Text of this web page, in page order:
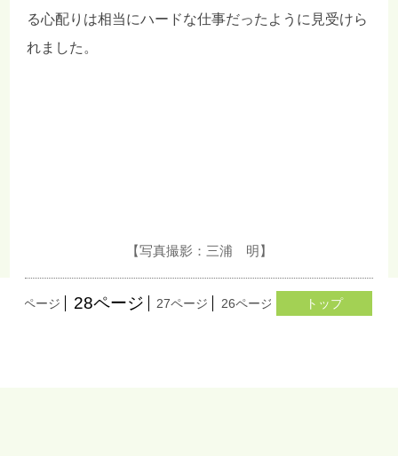
る心配りは相当にハードな仕事だったように見受けら
れました。
【写真撮影：三浦 明】
29ページ 28ページ 27ページ 26ページ 25ページ
トップ